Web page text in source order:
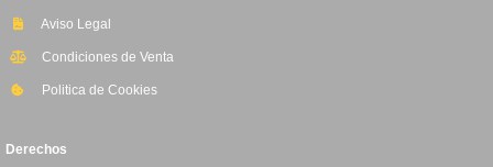
Aviso Legal
Condiciones de Venta
Politica de Cookies
Derechos